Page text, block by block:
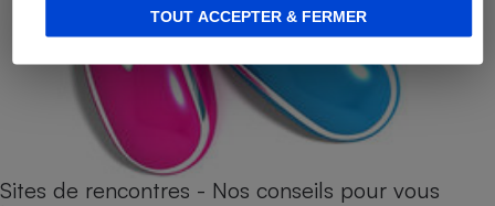
TOUT ACCEPTER & FERMER
Sites de rencontres - Nos conseils pour vous